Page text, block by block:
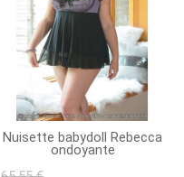
PRODUIT DISPONIBLE AVEC
D'AUTRES OPTIONS
Nuisette babydoll Rebecca
ondoyante